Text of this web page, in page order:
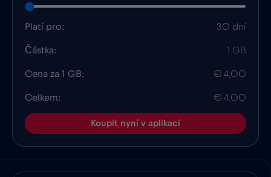
Platí pro: 30 dní
Částka: 1 GB
Cena za 1 GB: € 4,00
Celkem: € 4.00
Koupit nyní v aplikaci